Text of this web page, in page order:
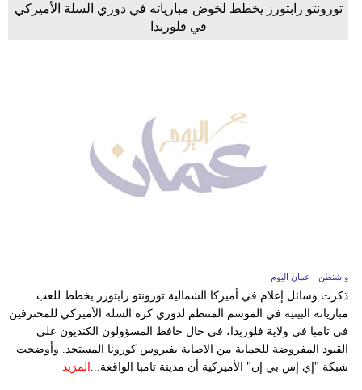
تورونتو رابتورز يخطط لخوض مبارياته في دوري السلة الأميركي
في فلوريدا
واشنطن - عمان اليوم
ذكرت وسائل إعلام في أميركا الشمالية تورونتو رابتورز يخطط للعب
مبارياته البيتية في الموسم المنتظم لدوري كرة السلة الأميركي للمحترفين
في تامبا في ولاية فلوريدا، في حال حافظ المسؤولون الكنديون على
القيود المفروضة للحماية من الاصابة بفيروس كورونا المستجد. وأوضحت
شبكة "إي إس بي إن" الأميركية أن مدينة تامبا الواقعة...
المزيد